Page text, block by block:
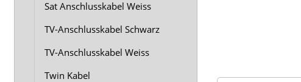
Sat Anschlusskabel Weiss
TV-Anschlusskabel Schwarz
TV-Anschlusskabel Weiss
Twin Kabel